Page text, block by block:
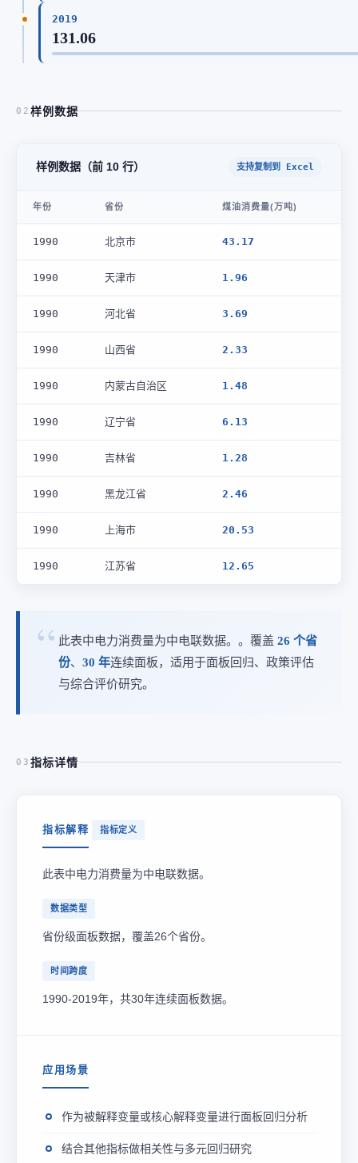
2019
131.06
02 样例数据
样例数据（前 10 行） 支持复制到 Excel
年份 省份 煤油消费量(万吨)
1990 北京市 43.17
1990 天津市 1.96
1990 河北省 3.69
1990 山西省 2.33
1990 内蒙古自治区 1.48
1990 辽宁省 6.13
1990 吉林省 1.28
1990 黑龙江省 2.46
1990 上海市 20.53
1990 江苏省 12.65
此表中电力消费量为中电联数据。。覆盖 26 个省
份、 30 年连续面板，适用于面板回归、政策评估
与综合评价研究。
03 指标详情
指标解释 指标定义
此表中电力消费量为中电联数据。
数据类型
省份级面板数据，覆盖26个省份。
时间跨度
1990-2019年，共30年连续面板数据。
应用场景
作为被解释变量或核心解释变量进行面板回归分析
结合其他指标做相关性与多元回归研究